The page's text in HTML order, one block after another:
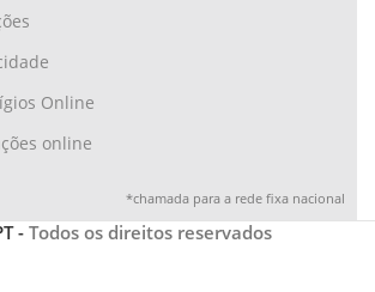
Online
online
*chamada para a rede fixa nacional
- Todos os direitos reservados